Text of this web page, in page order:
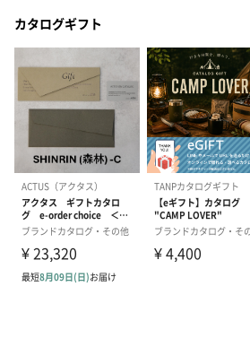
カタログギフト